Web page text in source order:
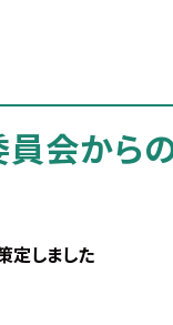
会から
しました